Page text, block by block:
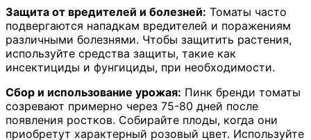
Защита от вредителей и болезней: Томаты часто
подвергаются нападкам вредителей и поражениям
различными болезнями. Чтобы защитить растения,
используйте средства защиты, такие как
инсектициды и фунгициды, при необходимости.
Сбор и использование урожая: Пинк бренди томаты
созревают примерно через 75-80 дней после
появления ростков. Собирайте плоды, когда они
приобретут характерный розовый цвет. Используйте